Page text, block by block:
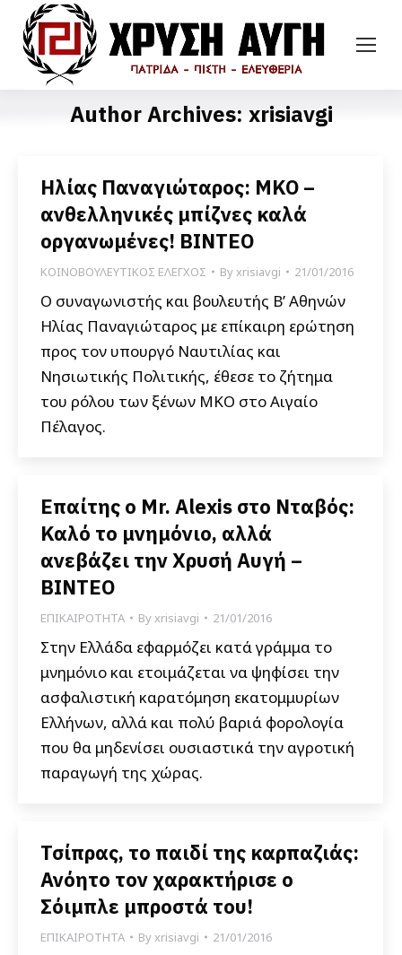
Author Archives: xrisiavgi
Ηλίας Παναγιώταρος: ΜΚΟ –
ανθελληνικές μπίζνες καλά
οργανωμένες! ΒΙΝΤΕΟ
ΚΟΙΝΟΒΟΥΛΕΥΤΙΚΟΣ ΕΛΕΓΧΟΣ Byxrisiavgi 21/01/2016
Ο συναγωνιστής και βουλευτής Β’ Αθηνών
Ηλίας Παναγιώταρος με επίκαιρη ερώτηση
προς τον υπουργό Ναυτιλίας και
Νησιωτικής Πολιτικής, έθεσε το ζήτημα
του ρόλου των ξένων ΜΚΟ στο Αιγαίο
Πέλαγος.
Επαίτης ο Mr. Alexis στο Νταβός:
Καλό το μνημόνιο, αλλά
ανεβάζει την Χρυσή Αυγή –
ΒΙΝΤΕΟ
ΕΠΙΚΑΙΡΟΤΗΤΑ Byxrisiavgi 21/01/2016
Στην Ελλάδα εφαρμόζει κατά γράμμα το
μνημόνιο και ετοιμάζεται να ψηφίσει την
ασφαλιστική καρατόμηση εκατομμυρίων
Ελλήνων, αλλά και πολύ βαριά φορολογία
που θα μηδενίσει ουσιαστικά την αγροτική
παραγωγή της χώρας.
Τσίπρας, το παιδί της καρπαζιάς:
Ανόητο τον χαρακτήρισε ο
Σόιμπλε μπροστά του!
ΕΠΙΚΑΙΡΟΤΗΤΑ Byxrisiavgi 21/01/2016